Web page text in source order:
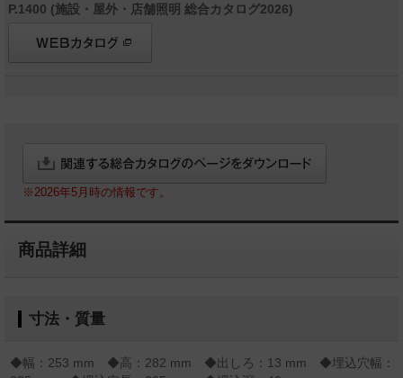
P.1400 (施設・屋外・店舗照明 総合カタログ2026)
※2026年5月時の情報です。
商品詳細
寸法・質量
◆幅：253 mm ◆高：282 mm ◆出しろ：13 mm ◆埋込穴幅：